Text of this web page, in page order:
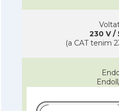
230 V /
(a CAT tenim